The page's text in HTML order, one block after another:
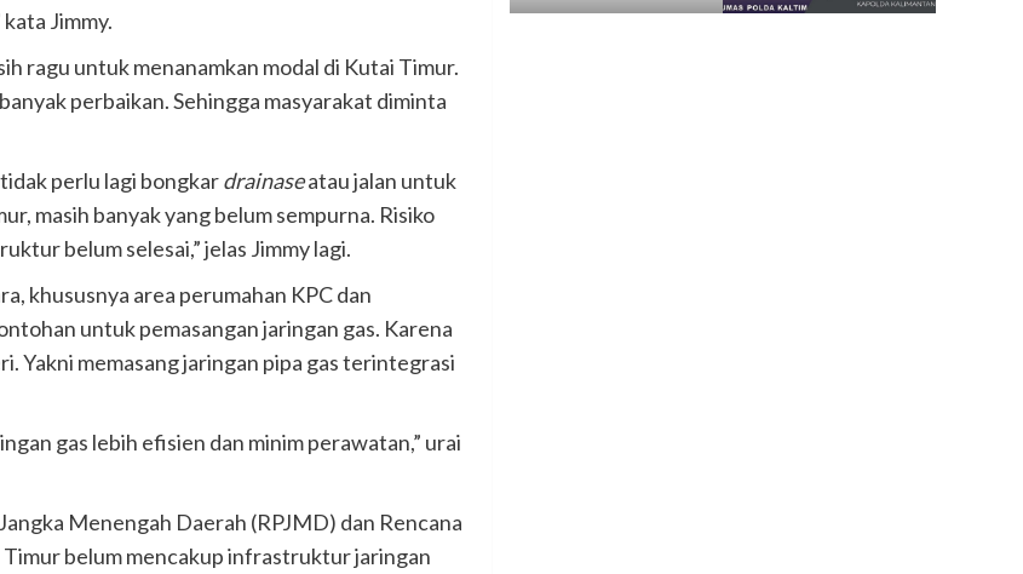
Jimmy.
ragu untuk menanamkan modal di Kutai Timur.
perbaikan. Sehingga masyarakat diminta
perlu lagi bongkardrainaseatau jalan untuk
masih banyak yang belum sempurna. Risiko
belum selesai,” jelas Jimmy lagi.
khususnya area perumahan KPC dan
untuk pemasangan jaringan gas. Karena
Yakni memasang jaringan pipa gas terintegrasi
gas lebih efisien dan minim perawatan,” urai
Menengah Daerah (RPJMD) dan Rencana
Timur belum mencakup infrastruktur jaringan